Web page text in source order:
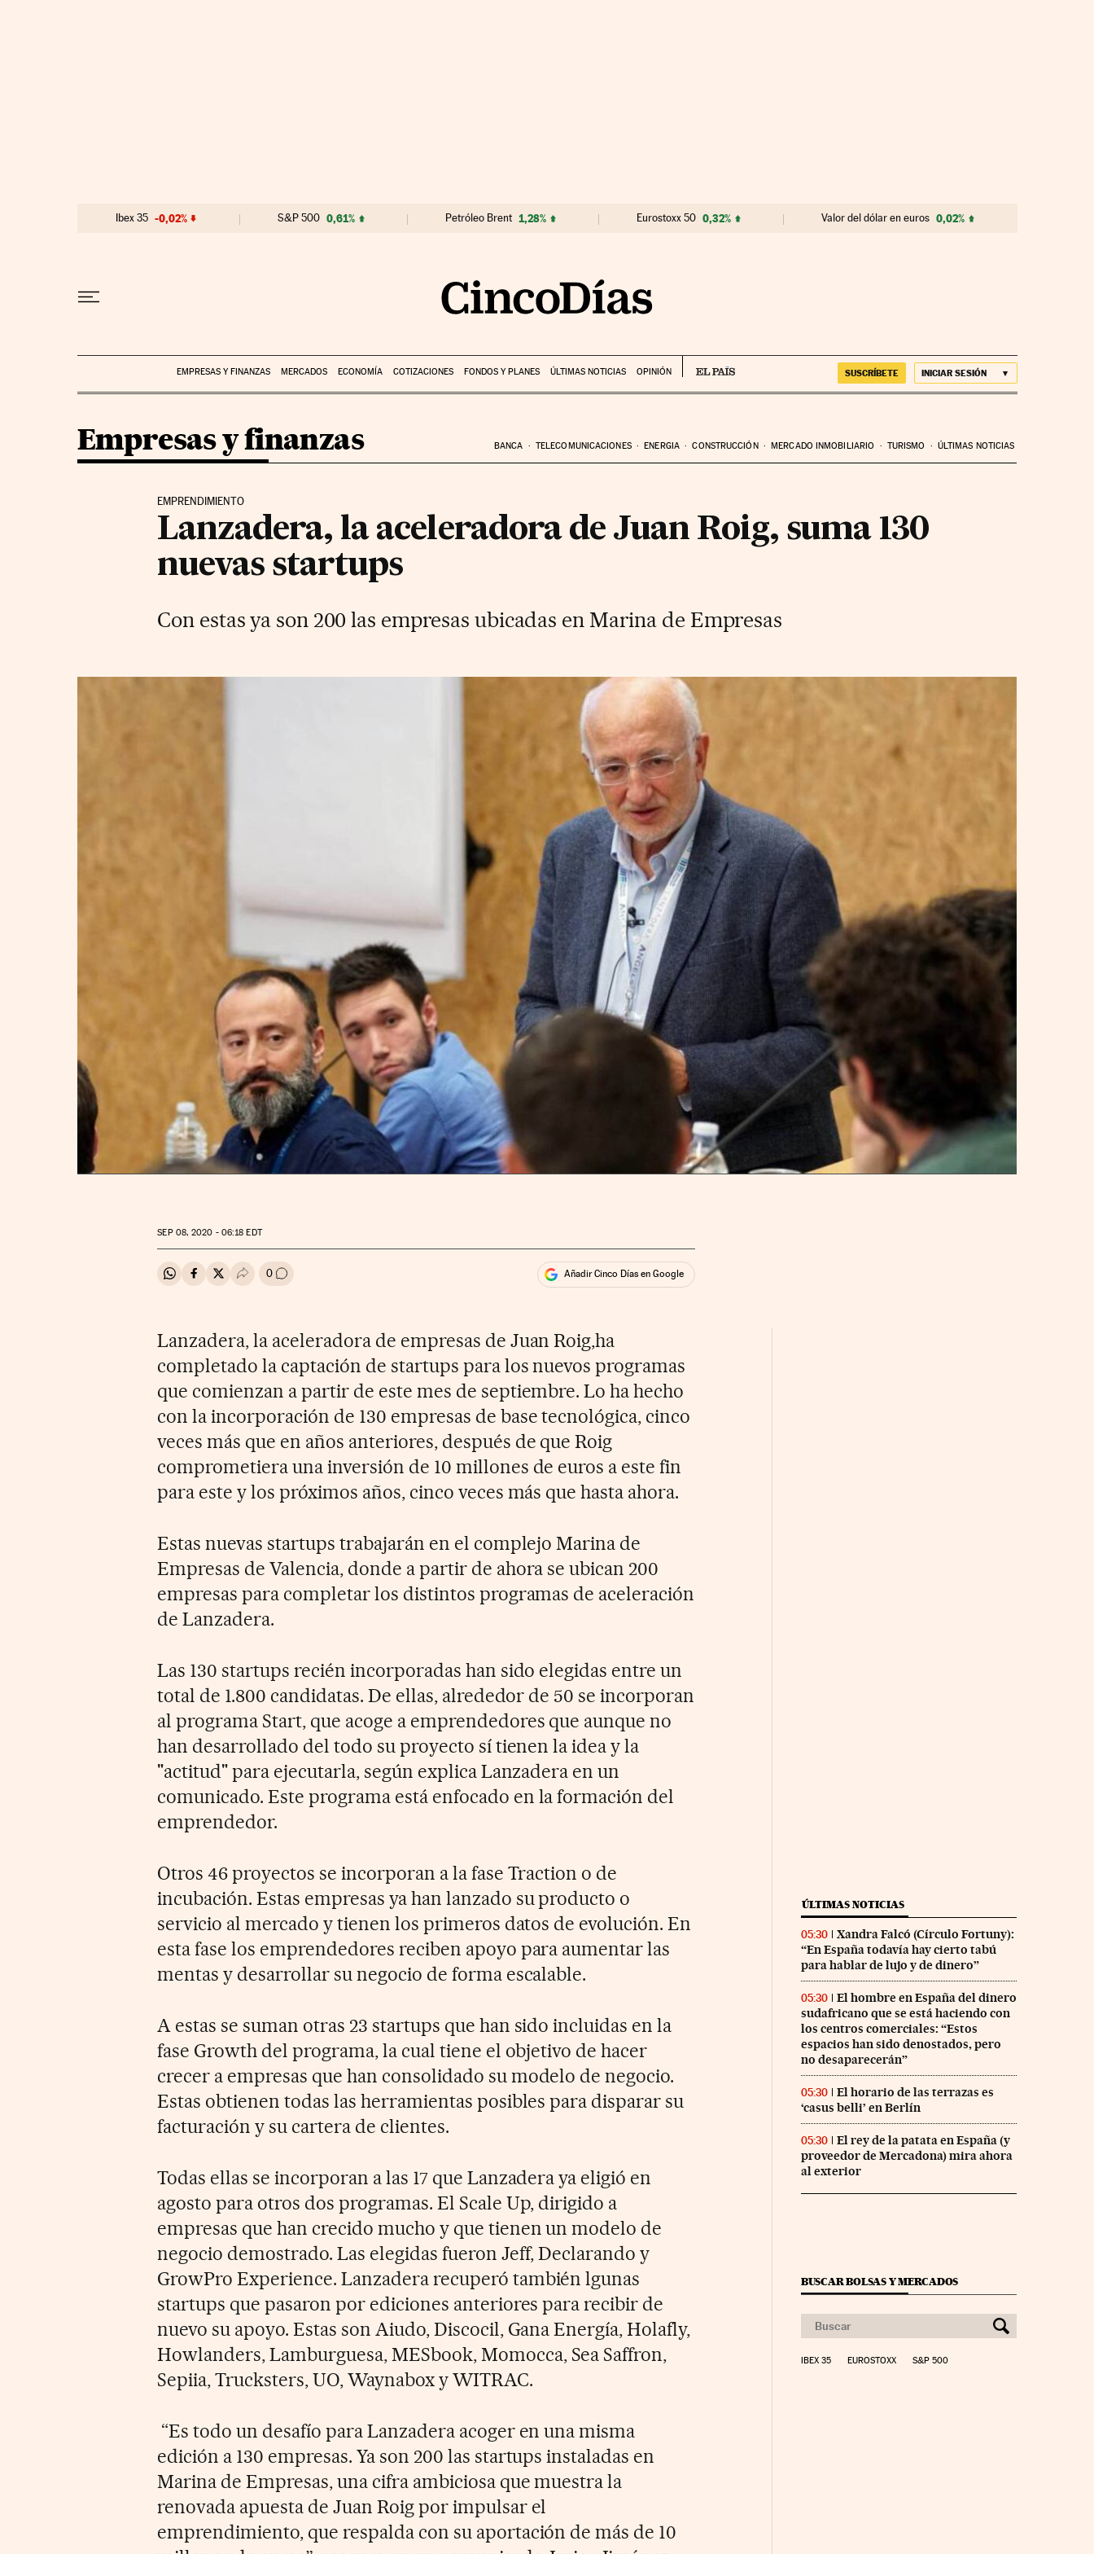
Ibex 35 -0,02% S&P 500 0,61% Petróleo Brent 1,28% Eurostoxx 50 0,32% Valor del dólar en euros 0,02%
EMPRESAS Y FINANZAS MERCADOS ECONOMÍA COTIZACIONES FONDOS Y PLANES ÚLTIMAS NOTICIAS OPINIÓN SUSCRÍBETE INICIAR SESIÓN
Empresas y finanzas BANCA TELECOMUNICACIONES ENERGIA CONSTRUCCIÓN MERCADO INMOBILIARIO TURISMO ÚLTIMAS NOTICIAS
EMPRENDIMIENTO
Lanzadera, la aceleradora de Juan Roig, suma 130
nuevas startups
Con estas ya son 200 las empresas ubicadas en Marina de Empresas
SEP08, 2020 - 06:18 EDT
Compartir en Whatsapp
Compartir en Facebook
Compartir en Twitter
Desplegar Redes Sociales
0 Ir a los comentarios Añadir Cinco Días en Google
Lanzadera, la aceleradora de empresas de Juan Roig,ha
completado la captación de startups para los nuevos programas
que comienzan a partir de este mes de septiembre. Lo ha hecho
con la incorporación de 130 empresas de base tecnológica, cinco
veces más que en años anteriores, después de que Roig
comprometiera una inversión de 10 millones de euros a este fin
para este y los próximos años, cinco veces más que hasta ahora.
Estas nuevas startups trabajarán en el complejo Marina de
Empresas de Valencia, donde a partir de ahora se ubican 200
empresas para completar los distintos programas de aceleración
de Lanzadera.
Las 130 startups recién incorporadas han sido elegidas entre un
total de 1.800 candidatas. De ellas, alrededor de 50 se incorporan
al programa Start, que acoge a emprendedores que aunque no
han desarrollado del todo su proyecto sí tienen la idea y la
"actitud" para ejecutarla, según explica Lanzadera en un
comunicado. Este programa está enfocado en la formación del
emprendedor.
Otros 46 proyectos se incorporan a la fase Traction o de
incubación. Estas empresas ya han lanzado su producto o
servicio al mercado y tienen los primeros datos de evolución. En
esta fase los emprendedores reciben apoyo para aumentar las
mentas y desarrollar su negocio de forma escalable.
A estas se suman otras 23 startups que han sido incluidas en la
fase Growth del programa, la cual tiene el objetivo de hacer
crecer a empresas que han consolidado su modelo de negocio.
Estas obtienen todas las herramientas posibles para disparar su
facturación y su cartera de clientes.
Todas ellas se incorporan a las 17 que Lanzadera ya eligió en
agosto para otros dos programas. El Scale Up, dirigido a
empresas que han crecido mucho y que tienen un modelo de
negocio demostrado. Las elegidas fueron Jeff, Declarando y
GrowPro Experience. Lanzadera recuperó también lgunas
startups que pasaron por ediciones anteriores para recibir de
nuevo su apoyo. Estas son Aiudo, Discocil, Gana Energía, Holafly,
Howlanders, Lamburguesa, MESbook, Momocca, Sea Saffron,
Sepiia, Trucksters, UO, Waynabox y WITRAC.
“Es todo un desafío para Lanzadera acoger en una misma
edición a 130 empresas. Ya son 200 las startups instaladas en
Marina de Empresas, una cifra ambiciosa que muestra la
renovada apuesta de Juan Roig por impulsar el
emprendimiento, que respalda con su aportación de más de 10
ÚLTIMAS NOTICIAS
05:30
Xandra Falcó (Círculo Fortuny):
“En España todavía hay cierto tabú
para hablar de lujo y de dinero”
05:30
El hombre en España del dinero
sudafricano que se está haciendo con
los centros comerciales: “Estos
espacios han sido denostados, pero
no desaparecerán”
05:30
El horario de las terrazas es
‘casus belli’ en Berlín
05:30
El rey de la patata en España (y
proveedor de Mercadona) mira ahora
al exterior
BUSCAR BOLSAS Y MERCADOS
IBEX 35 EUROSTOXX S&P 500